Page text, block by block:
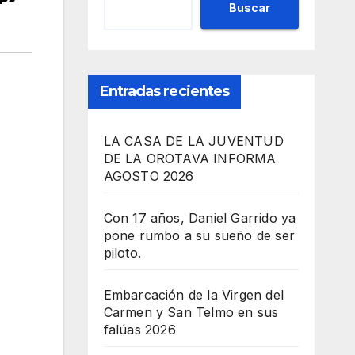
Buscar
Entradas recientes
LA CASA DE LA JUVENTUD
DE LA OROTAVA INFORMA
AGOSTO 2026
Con 17 años, Daniel Garrido ya
pone rumbo a su sueño de ser
piloto.
Embarcación de la Virgen del
Carmen y San Telmo en sus
falúas 2026